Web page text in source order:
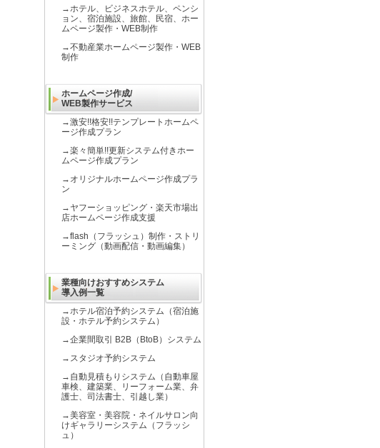
→ホテル、ビジネスホテル、ペンシ
ョン、宿泊施設、旅館、民宿、ホー
ムページ製作・WEB制作
→不動産業ホームページ製作・WEB
制作
ホームページ作成/
WEB製作サービス
→激安!!格安!!テンプレートホームペ
ージ作成プラン
→楽々簡単!!更新システム付きホー
ムページ作成プラン
→ オリジナルホームページ作成プラ
ン
→ ヤフーショッピング・楽天市場出
店ホームページ作成支援
→flash（フラッシュ）制作・ストリ
ーミング（動画配信・動画編集）
業種向けおすすめシステム
導入例一覧
→ホテル宿泊予約システム（宿泊施
設・ホテル予約システム）
→企業間取引 B2B（BtoB）システム
→ スタジオ予約システム
→ 自動見積もりシステム（自動車屋
車検、建築業、リーフォーム業、弁
護士、司法書士、引越し業）
→美容室・美容院・ネイルサロン向
けギャラリーシステム（フラッシ
ュ）